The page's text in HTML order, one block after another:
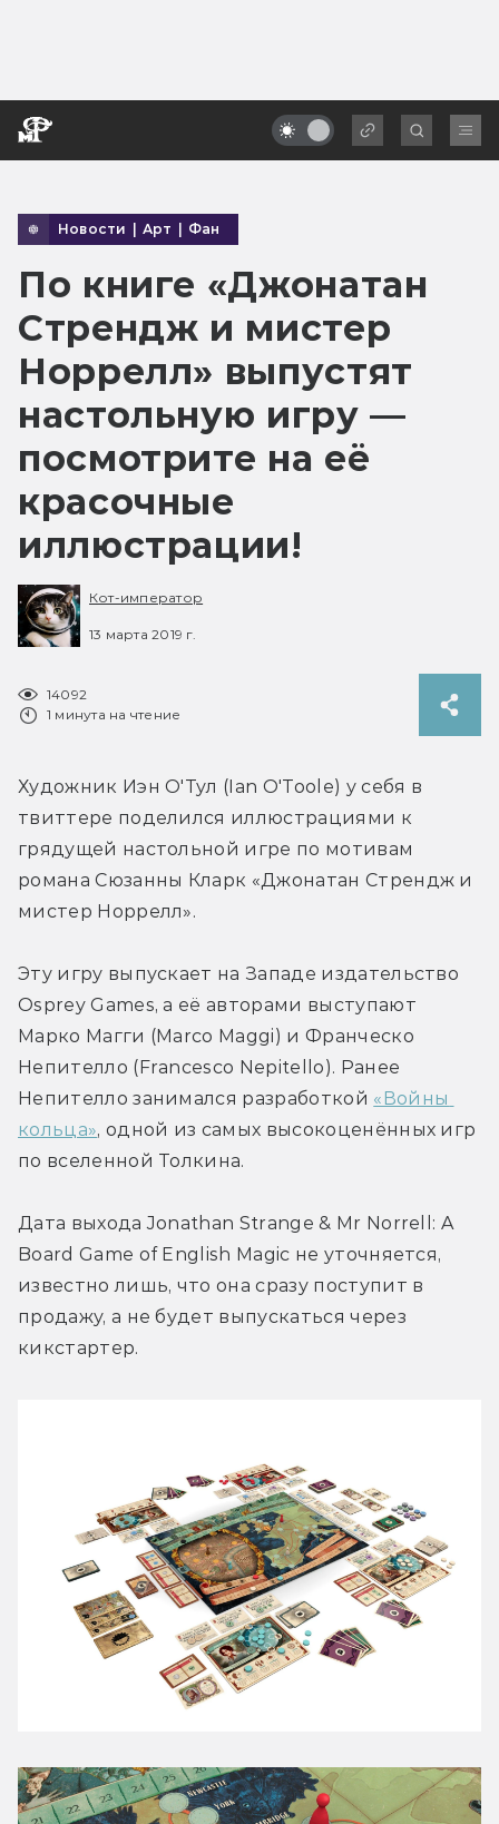
Новости | Арт | Фан
По книге «Джонатан
Стрендж и мистер
Норрелл» выпустят
настольную игру —
посмотрите на её
красочные
иллюстрации!
Кот-император
13 марта 2019 г.
14092
1 минута на чтение
Художник Иэн О'Тул (Ian O'Toole) у себя в
твиттере поделился иллюстрациями к
грядущей настольной игре по мотивам
романа Сюзанны Кларк «Джонатан Стрендж и
мистер Норрелл».
Эту игру выпускает на Западе издательство
Osprey Games, а её авторами выступают
Марко Магги (Marco Maggi) и Франческо
Непителло (Francesco Nepitello). Ранее
Непителло занимался разработкой «Войны
кольца», одной из самых высокоценённых игр
по вселенной Толкина.
Дата выхода Jonathan Strange & Mr Norrell: A
Board Game of English Magic не уточняется,
известно лишь, что она сразу поступит в
продажу, а не будет выпускаться через
кикстартер.